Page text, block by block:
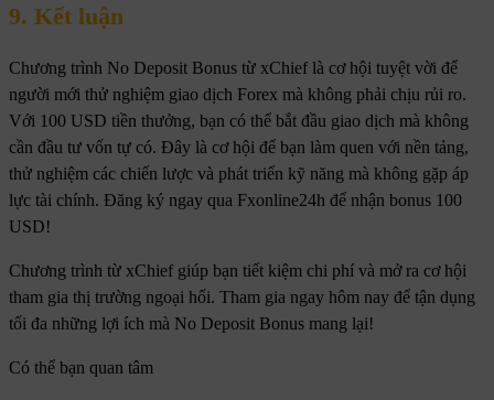
9. Kết luận
Chương trình No Deposit Bonus từ xChief là cơ hội tuyệt vời để
người mới thử nghiệm giao dịch Forex mà không phải chịu rủi ro.
Với 100 USD tiền thưởng, bạn có thể bắt đầu giao dịch mà không
cần đầu tư vốn tự có. Đây là cơ hội để bạn làm quen với nền tảng,
thử nghiệm các chiến lược và phát triển kỹ năng mà không gặp áp
lực tài chính. Đăng ký ngay qua Fxonline24h để nhận bonus 100
USD!
Chương trình từ xChief giúp bạn tiết kiệm chi phí và mở ra cơ hội
tham gia thị trường ngoại hối. Tham gia ngay hôm nay để tận dụng
tối đa những lợi ích mà No Deposit Bonus mang lại!
Có thể bạn quan tâm